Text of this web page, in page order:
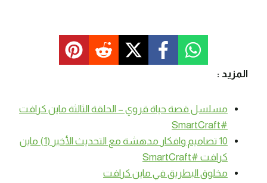
المزيد :
مسلسل قصة حياة قروي – الحلقة الثالثة ماين كرافت
#SmartCraft
10 تصاميم وافكار مدهشة مع التحديث الأخير (1) ماين
كرافت #SmartCraft
مخلوق البطريق في ماين كرافت